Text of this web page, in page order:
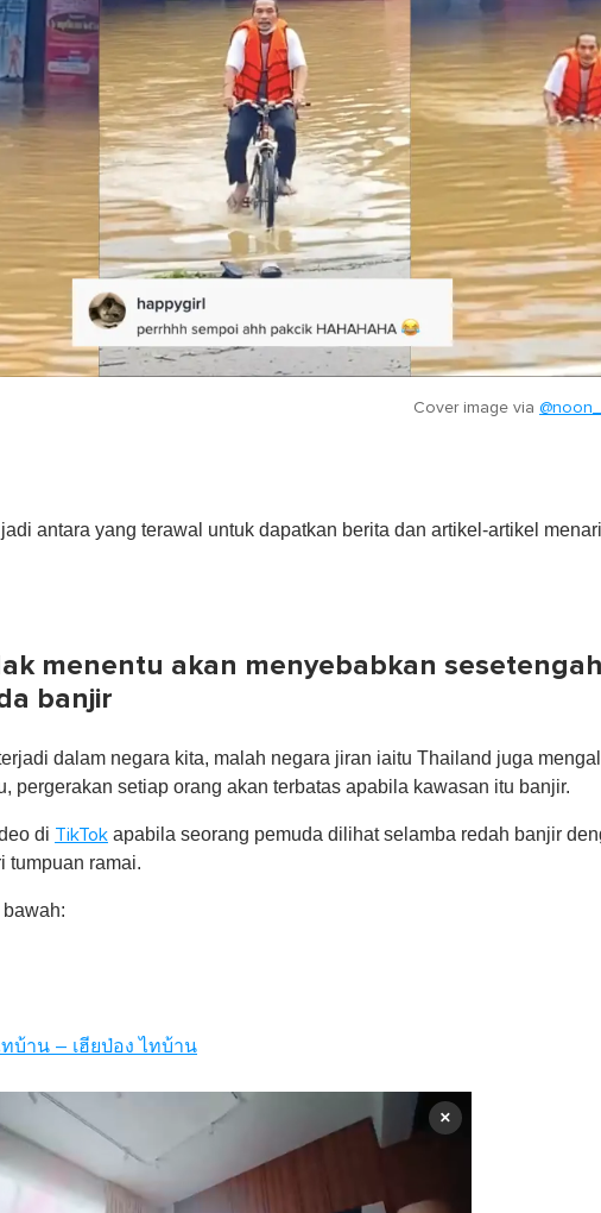
Cover image via
jadi antara yang terawal untuk dapatkan berita dan artikel-artikel
menentu akan menyebabkan sesetengah
banjir
dalam negara kita, malah negara jiran iaitu Thailand juga
pergerakan setiap orang akan terbatas apabila kawasan itu banjir.
di TikTok apabila seorang pemuda dilihat selamba redah banjir
tumpuan ramai.
บ้าน – เฮียป่อง ไทบ้าน
×